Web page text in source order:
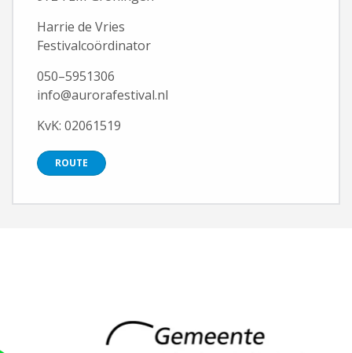
Harrie de Vries
Festivalcoördinator
050–5951306
info@aurorafestival.nl
KvK: 02061519
ROUTE